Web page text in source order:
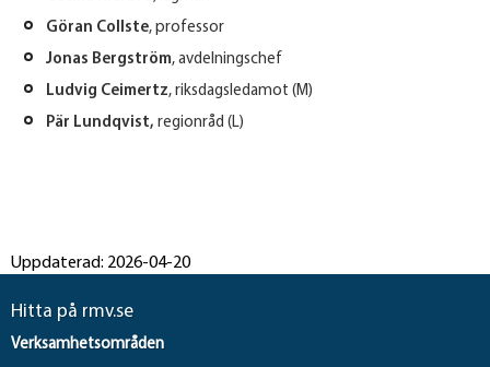
Göran Collste, professor
Jonas Bergström, avdelningschef
Ludvig Ceimertz, riksdagsledamot (M)
Pär Lundqvist, regionråd (L)
Uppdaterad: 2026-04-20
Hitta på rmv.se
Verksamhetsområden